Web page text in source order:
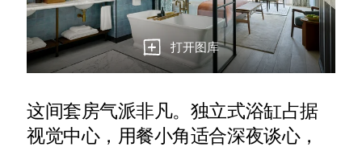
打开图库
这间套房气派非凡。独立式浴缸占据
视觉中心，用餐小角适合深夜谈心，